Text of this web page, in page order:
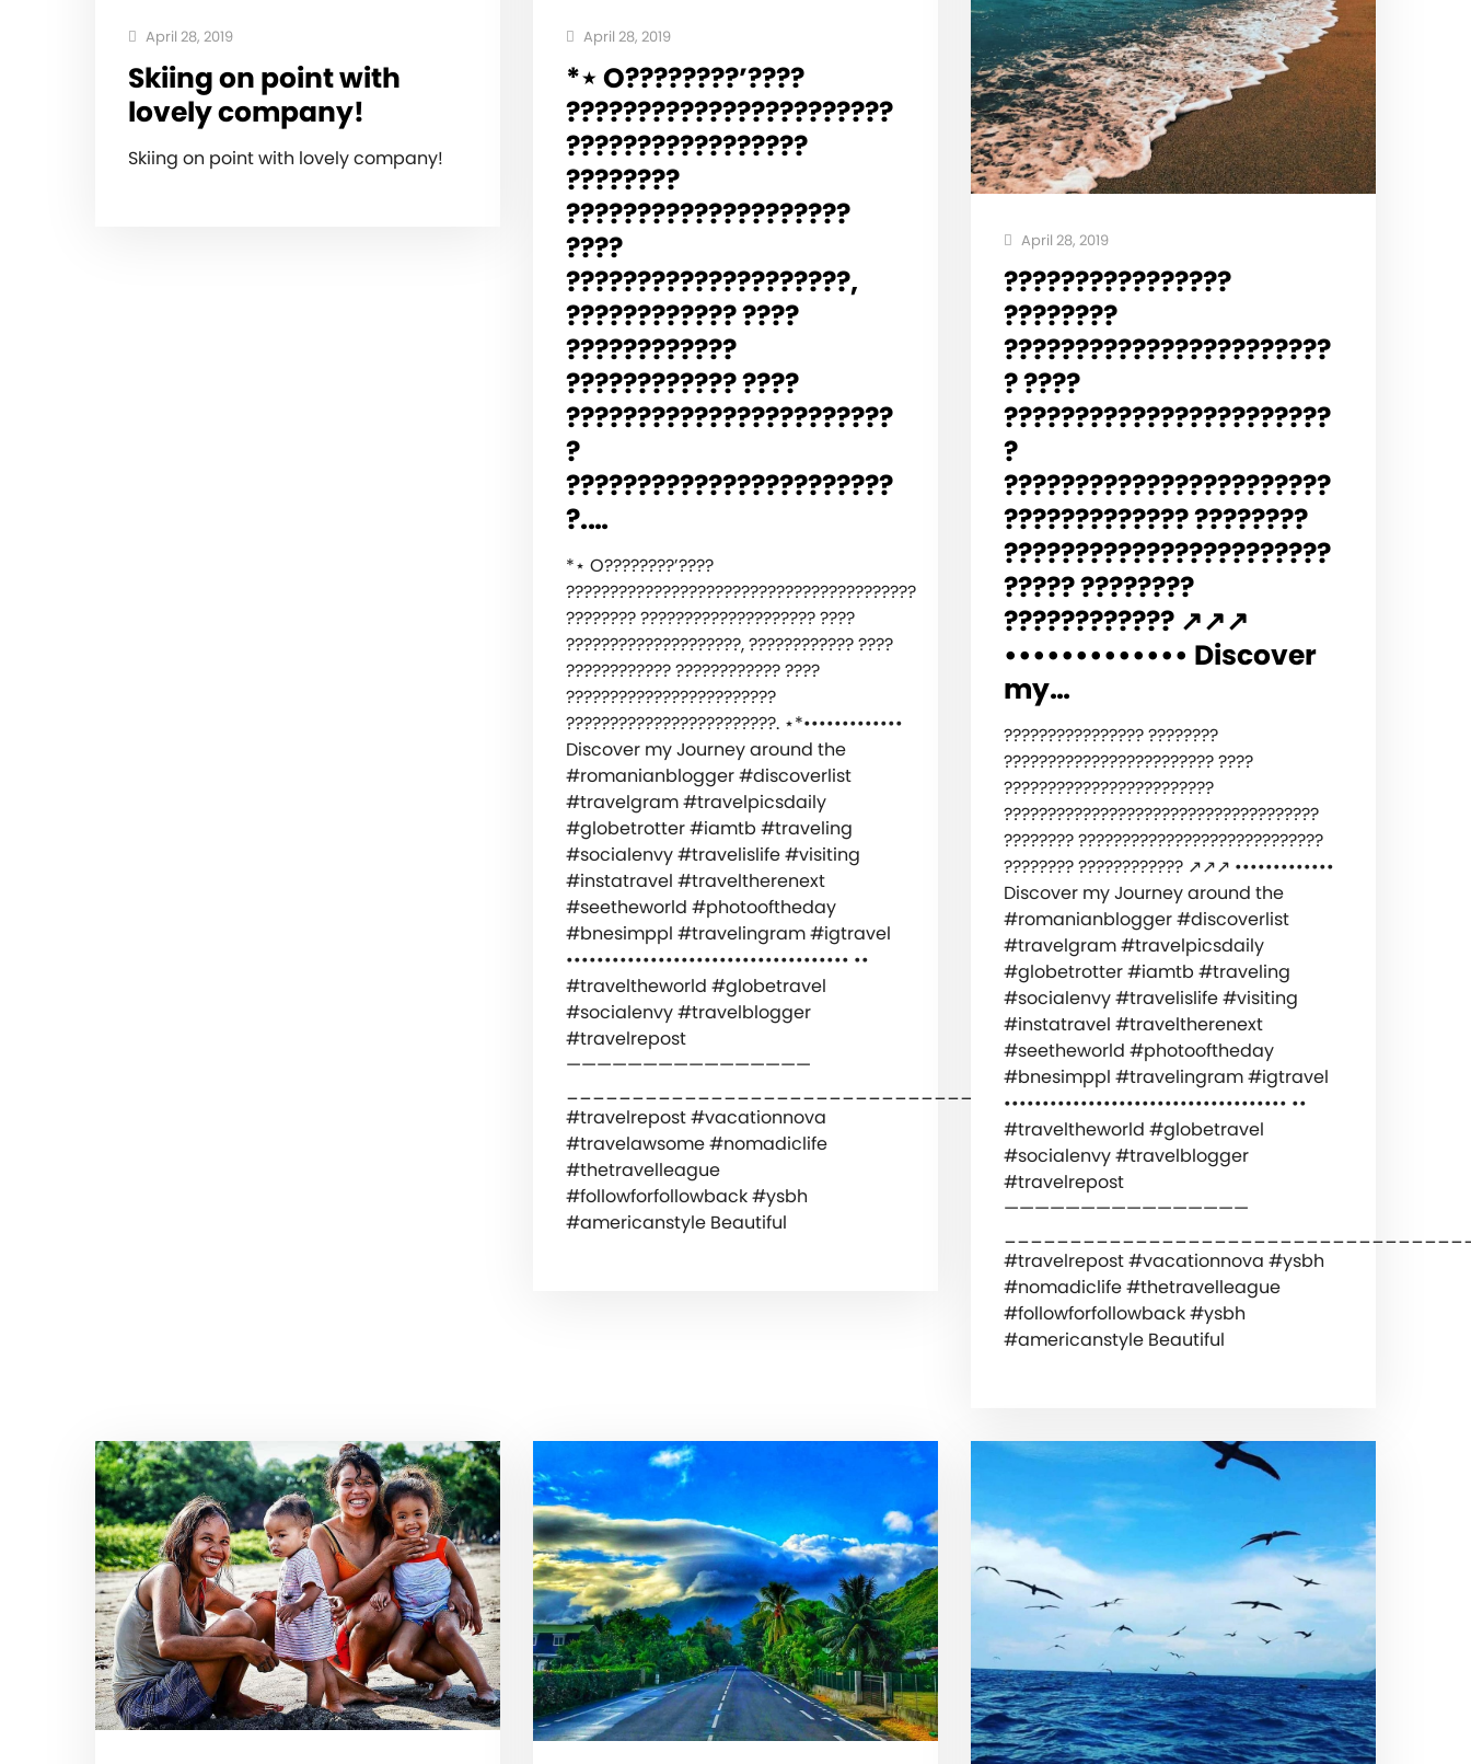
April 28, 2019
Skiing on point with
lovely company!
Skiing on point with lovely company!
April 28, 2019
*⋆ ‍️O????????’????
???????????????????????
?????????????????
????????
????????????????????
????
????????????????????,
???????????? ????
????????????
???????????? ????
???????????????????????
?
???????????????????????
?.…
*⋆ ‍️O????????’????
????????????????????????????????????????
???????? ???????????????????? ????
????????????????????, ???????????? ????
???????????? ???????????? ????
????????????????????????
????????????????????????. ⋆*️•••••••••••••
‍️Discover my Journey around the
#romanianblogger #discoverlist
#travelgram #travelpicsdaily
#globetrotter #iamtb #traveling
#socialenvy #travelislife #visiting
#instatravel #traveltherenext
#seetheworld #photooftheday
#bnesimppl #travelingram #igtravel
••••••••••••••••••••••••••••••••••••• ••
#traveltheworld #globetravel
#socialenvy #travelblogger
#travelrepost
————————————————
_____________________________________
#travelrepost #vacationnova
#travelawsome #nomadiclife
#thetravelleague
#followforfollowback #ysbh
#americanstyle Beautiful
April 28, 2019
????????????????
????????
???????????????????????
? ????
???????????????????????
?
???????????????????????
????????????? ????????
???????????????????????
????? ????????
???????????? ↗️↗️↗️
••••••••••••• ‍️Discover
my…
???????????????? ????????
???????????????????????? ????
????????????????????????
????????????????????????????????????
???????? ????????????????????????????
???????? ???????????? ↗️↗️↗️ •••••••••••••
‍️Discover my Journey around the
#romanianblogger #discoverlist
#travelgram #travelpicsdaily
#globetrotter #iamtb #traveling
#socialenvy #travelislife #visiting
#instatravel #traveltherenext
#seetheworld #photooftheday
#bnesimppl #travelingram #igtravel
••••••••••••••••••••••••••••••••••••• ••
#traveltheworld #globetravel
#socialenvy #travelblogger
#travelrepost
————————————————
#travelrepost #vacationnova #ysbh
#nomadiclife #thetravelleague
#followforfollowback #ysbh
#americanstyle Beautiful